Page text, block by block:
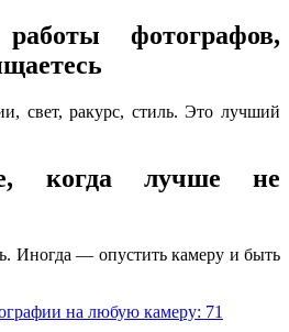
фотографов,
свет, ракурс, стиль. Это лучший
когда лучше не
Иногда — опустить камеру и быть